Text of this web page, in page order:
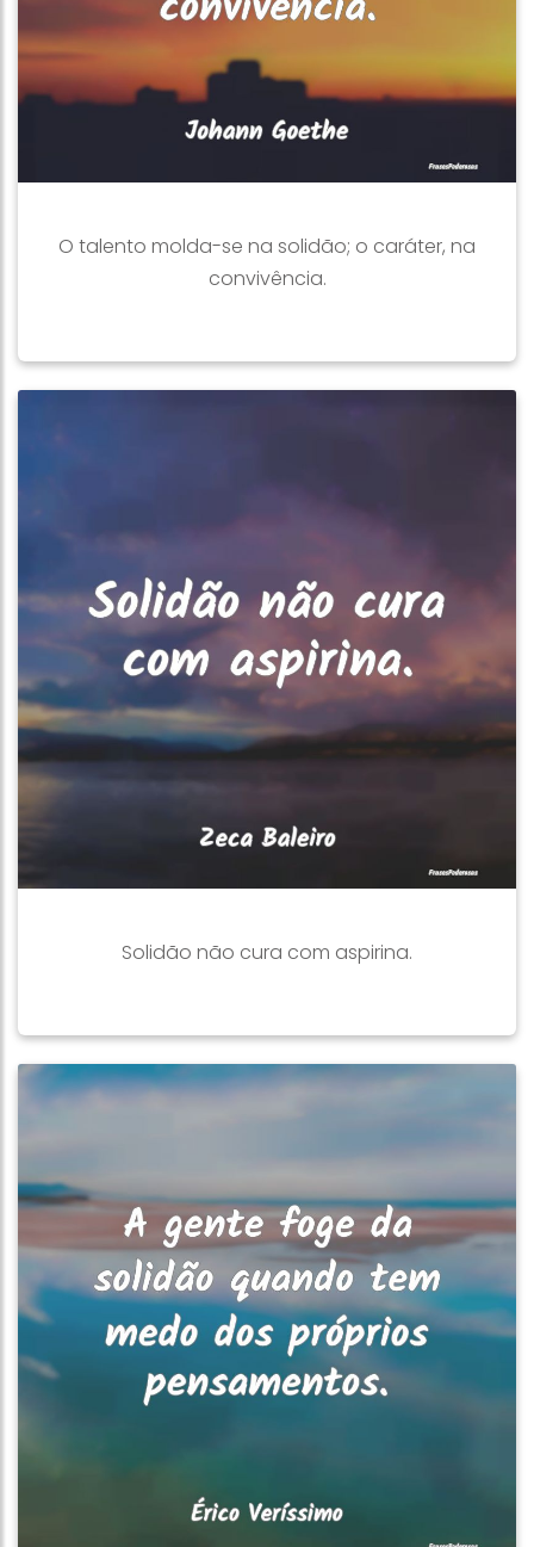
O talento molda-se na solidão; o caráter, na
convivência.
Solidão não cura com aspirina.